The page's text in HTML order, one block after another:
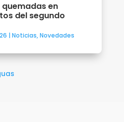
en
del segundo
| Noticias,Novedades